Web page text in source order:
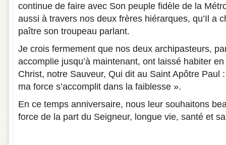
continue de faire avec Son peuple fidèle de la
aussi à travers nos deux frères hiérarques, qu’Il a
paître son troupeau parlant.
Je crois fermement que nos deux archipasteurs,
accomplie jusqu’à maintenant, ont laissé habiter
Christ, notre Sauveur, Qui dit au Saint Apôtre Paul
ma force s’accomplit dans la faiblesse ».
En ce temps anniversaire, nous leur souhaitons
force de la part du Seigneur, longue vie, santé et